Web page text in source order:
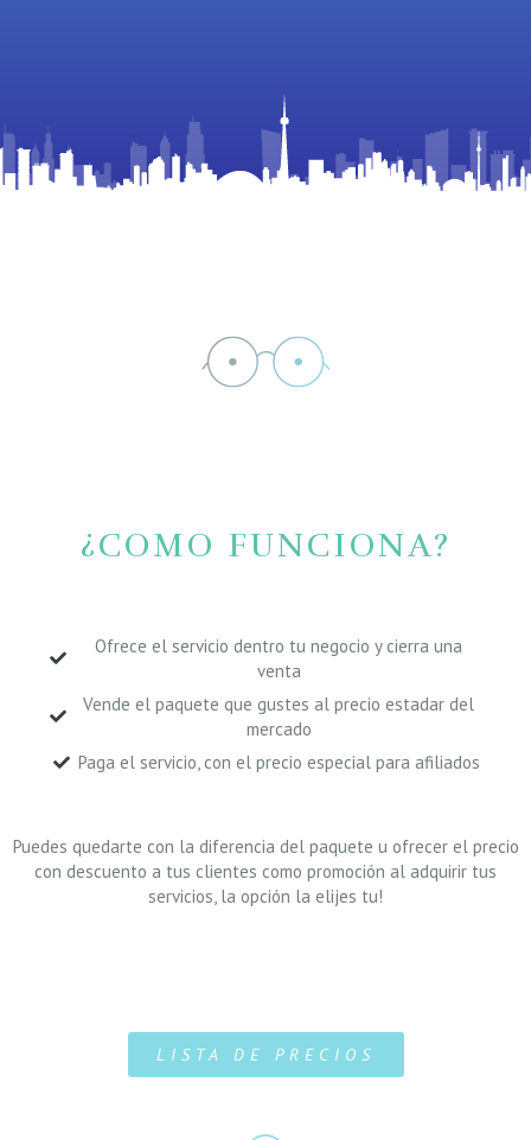
¿COMO FUNCIONA?
Ofrece el servicio dentro tu negocio y cierra una
venta
Vende el paquete que gustes al precio estadar del
mercado
Paga el servicio, con el precio especial para afiliados
Puedes quedarte con la diferencia del paquete u ofrecer el precio
con descuento a tus clientes como promoción al adquirir tus
servicios, la opción la elijes tu!
LISTA DE PRECIOS